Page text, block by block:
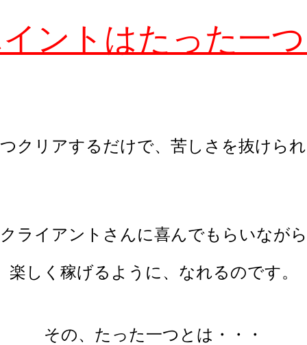
ントはたった一
クリアするだけで、 苦しさを抜けら
クライアントさんに喜んでもらいながら
楽しく稼げるように、なれるのです。
その、たった一つとは・・・